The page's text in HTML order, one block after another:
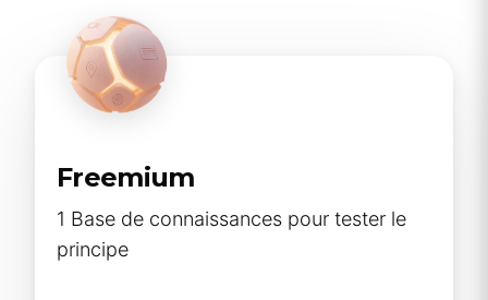
Freemium
1 Base de connaissances pour tester le
principe